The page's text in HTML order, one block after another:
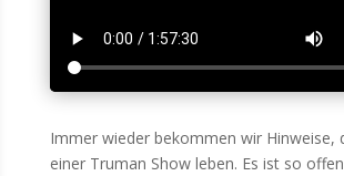
Immer wie­der bekom­men wir Hin­wei­se,
einer Tru­man Show leben. Es ist so